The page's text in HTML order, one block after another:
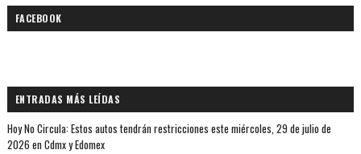
FACEBOOK
ENTRADAS MÁS LEÍDAS
Hoy No Circula: Estos autos tendrán restricciones este miércoles, 29 de julio de
2026 en Cdmx y Edomex